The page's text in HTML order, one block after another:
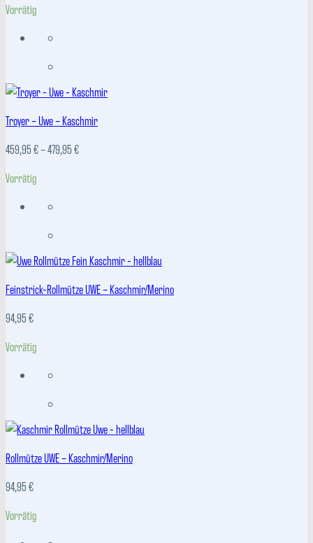
Vorrätig
Troyer – Uwe – Kaschmir
459,95€–479,95€Preisspanne:
Vorrätig
Feinstrick-Rollmütze UWE – Kaschmir/Merino
94,95€
Vorrätig
Rollmütze UWE – Kaschmir/Merino
94,95€
Vorrätig